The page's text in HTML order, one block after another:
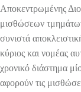
Αποκεντρωμένης
μισθώσεων
συνιστά
κύριος και νομέας
χρονικό διάστημα
αφορούν τις